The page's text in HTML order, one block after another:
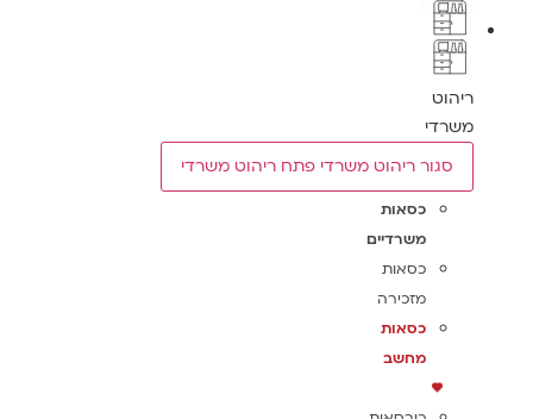
ריהוט
משרדי
סגור ריהוט משרדי פתח ריהוט משרדי
כסאות
משרדיים
כסאות
מזכירה
כסאות
מחשב